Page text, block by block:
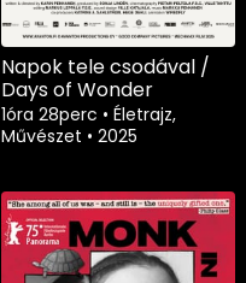
Napok tele csodával /
Days of Wonder
1óra 28perc • Életrajz,
Művészet • 2025